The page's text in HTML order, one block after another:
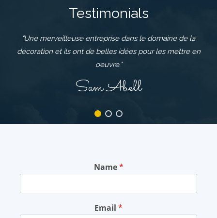
"Une merveilleuse entreprise dans le domaine de la
décoration et ils ont de belles idées pour les mettre en
oeuvre."
SamAbell
Name*
Email *